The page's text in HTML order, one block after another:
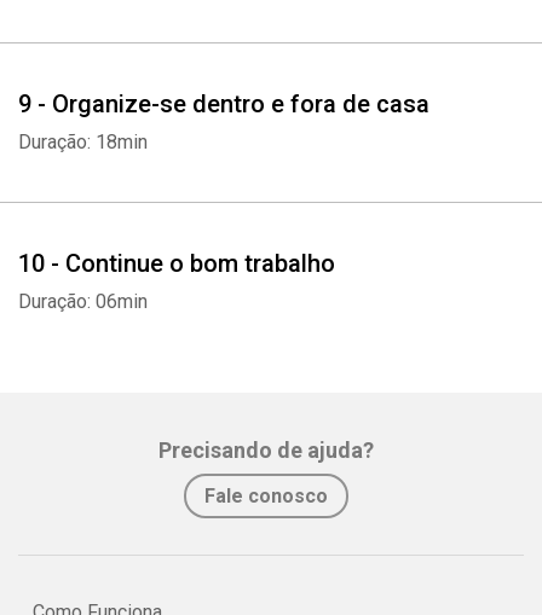
9 - Organize-se dentro e fora de casa
Duração: 18min
10 - Continue o bom trabalho
Duração: 06min
Precisando de ajuda?
Fale conosco